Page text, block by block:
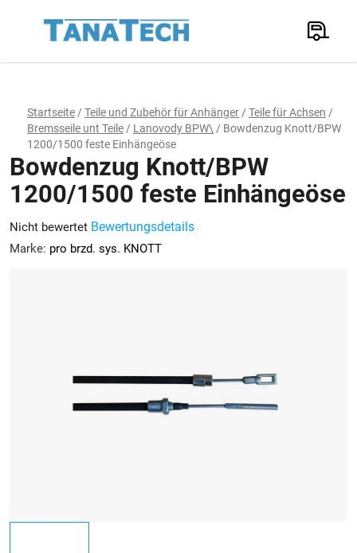
Suchen
Startseite / Teile und Zubehör für Anhänger / Teile für Achsen /
Bremsseile unt Teile / Lanovody BPW\ / Bowdenzug Knott/BPW
1200/1500 feste Einhängeöse
Bowdenzug Knott/BPW
1200/1500 feste Einhängeöse
Die
durchschnittliche
Nicht bewertet Bewertungsdetails
Marke: pro brzd. sys. KNOTT